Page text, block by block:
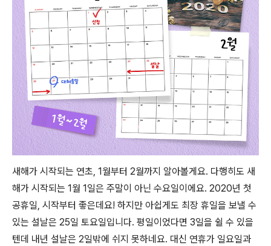
새해가 시작되는 연초, 1월부터 2월까지 알아볼게요. 다행히도 새
해가 시작되는 1월 1일은 주말이 아닌 수요일이에요. 2020년 첫
공휴일, 시작부터 좋은데요! 하지만 아쉽게도 최장 휴일을 보낼 수
있는 설날은 25일 토요일입니다. 평일이었다면 3일을 쉴 수 있을
텐데 내년 설날은 2일밖에 쉬지 못하네요. 대신 연휴가 일요일과